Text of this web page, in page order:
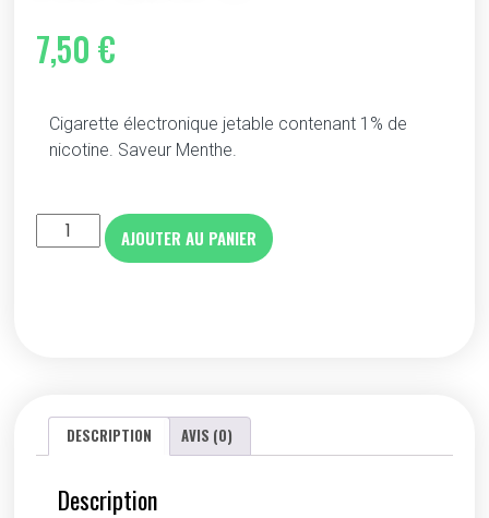
7,50€
Cigarette électronique jetable contenant 1% de
nicotine. Saveur Menthe.
AJOUTER AU PANIER
DESCRIPTION AVIS (0)
Description